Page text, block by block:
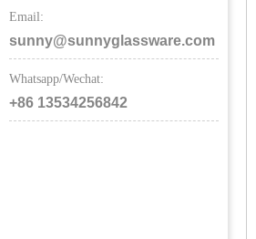
Email:
sunny@sunnyglassware.com
Whatsapp/Wechat:
+86 13534256842